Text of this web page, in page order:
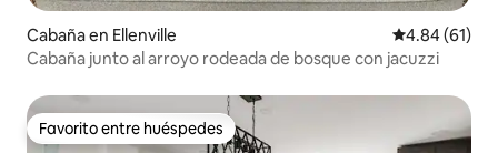
Cabaña en Ellenville Calificación
4.84 (61)
Cabaña junto al arroyo rodeada de bosque con jacuzzi
Favorito entre huéspedes
Favorito entre huéspedes